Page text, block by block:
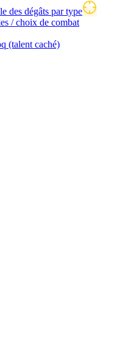
des dégâts par type
/ choix de combat
(talent caché)